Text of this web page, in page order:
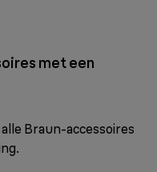
met een
Braun-accessoires